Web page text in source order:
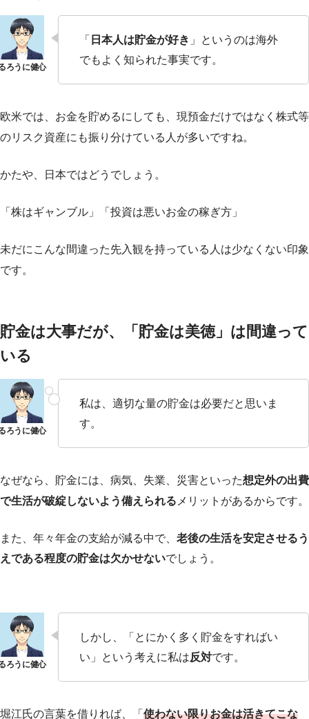
「 日本人は貯金が好き 」というのは海外
でもよく知られた事実です。
欧米では、お金を貯めるにしても、現預金だけではなく株式等
のリスク資産にも振り分けている人が多いですね。
かたや、日本ではどうでしょう。
「株はギャンブル」「投資は悪いお金の稼ぎ方」
未だにこんな間違った先入観を持っている人は少なくない印象
です。
貯金は大事だが、「貯金は美徳」は間違って
いる
私は、適切な量の貯金は必要だと思いま
す。
なぜなら、貯金には、病気、失業、災害といった想定外の出費
で生活が破綻しないよう備えられる メリットがあるからです。
また、年々年金の支給が減る中で、 老後の生活を安定させるう
えである程度の貯金は欠かせないでしょう。
しかし、「とにかく多く貯金をすればい
い」という考えに私は反対です。
堀江氏の言葉を借りれば、「 使わない限りお金は活きてこな